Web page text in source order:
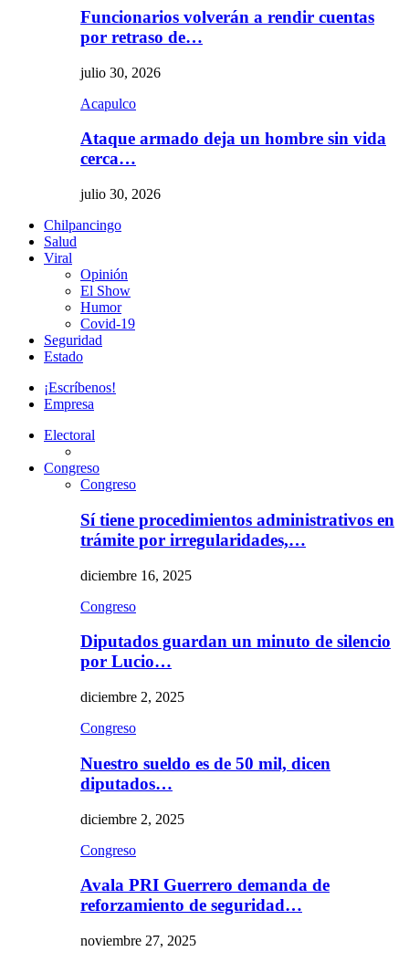
Funcionarios volverán a rendir cuentas
por retraso de…
julio 30, 2026
Acapulco
Ataque armado deja un hombre sin vida
cerca…
julio 30, 2026
Chilpancingo
Salud
Viral
Opinión
El Show
Humor
Covid-19
Seguridad
Estado
¡Escríbenos!
Empresa
Electoral
Congreso
Congreso
Sí tiene procedimientos administrativos en
trámite por irregularidades,…
diciembre 16, 2025
Congreso
Diputados guardan un minuto de silencio
por Lucio…
diciembre 2, 2025
Congreso
Nuestro sueldo es de 50 mil, dicen
diputados…
diciembre 2, 2025
Congreso
Avala PRI Guerrero demanda de
reforzamiento de seguridad…
noviembre 27, 2025